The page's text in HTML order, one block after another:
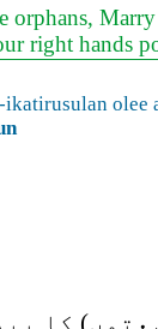
right hands
-ikatirusulan olee
کا